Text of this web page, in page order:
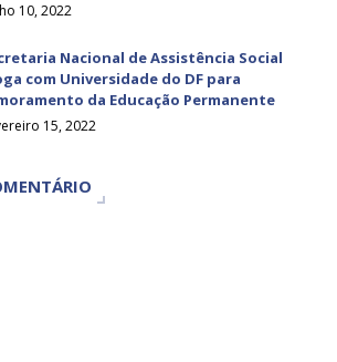
10, 2022
Nacional de Assistência Social
com Universidade do DF para
da Educação Permanente
15, 2022